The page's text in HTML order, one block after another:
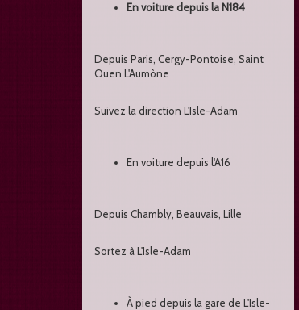
En voiture depuis la N184
Depuis Paris, Cergy-Pontoise, Saint
Ouen L'Aumône
Suivez la direction L'Isle-Adam
En voiture depuis l'A16
Depuis Chambly, Beauvais, Lille
Sortez à L'Isle-Adam
À pied depuis la gare de L'Isle-